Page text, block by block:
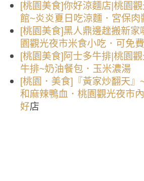
[桃園美食]你好涼麵店|桃園
館~炎炎夏日吃涼麵．宮保肉
[桃園美食]黑人鼎邊趖搬新家
園觀光夜市米食小吃．可免
[桃園美食]阿士多牛排|桃園
牛排~奶油餐包．玉米濃湯
[桃園．美食]『黃家炒翻天』
和麻辣鴨血．桃園觀光夜市
好店